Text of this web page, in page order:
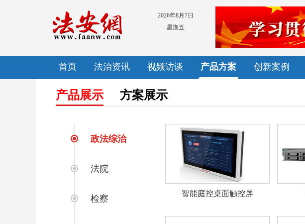
2026年8月7日
星期五
首页 法治资讯 视频访谈 产品方案 创新案例
产品展示 方案展示
政法综治
法院
检察
智能庭控桌面触控屏